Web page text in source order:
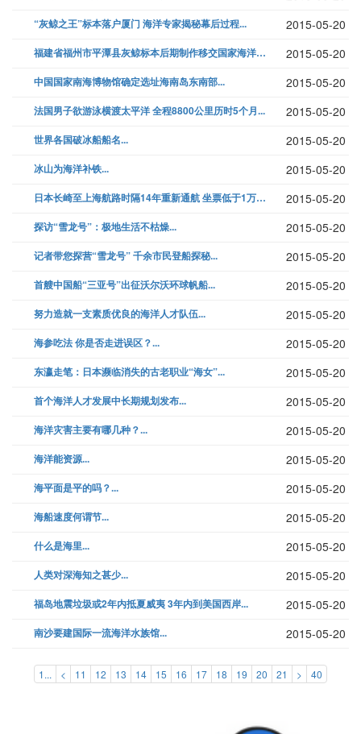
“灰鲸之王”标本落户厦门 海洋专家揭秘幕后过程... 2015-05-20
福建省福州市平潭县灰鲸标本后期制作移交国家海洋三所... 2015-05-20
中国国家南海博物馆确定选址海南岛东南部... 2015-05-20
法国男子欲游泳横渡太平洋 全程8800公里历时5个月... 2015-05-20
世界各国破冰船船名... 2015-05-20
冰山为海洋补铁... 2015-05-20
日本长崎至上海航路时隔14年重新通航 坐票低于1万日元... 2015-05-20
探访“雪龙号”：极地生活不枯燥... 2015-05-20
记者带您探营“雪龙号” 千余市民登船探秘... 2015-05-20
首艘中国船“三亚号”出征沃尔沃环球帆船... 2015-05-20
努力造就一支素质优良的海洋人才队伍... 2015-05-20
海参吃法 你是否走进误区？... 2015-05-20
东瀛走笔：日本濒临消失的古老职业“海女”... 2015-05-20
首个海洋人才发展中长期规划发布... 2015-05-20
海洋灾害主要有哪几种？... 2015-05-20
海洋能资源... 2015-05-20
海平面是平的吗？... 2015-05-20
海船速度何谓节... 2015-05-20
什么是海里... 2015-05-20
人类对深海知之甚少... 2015-05-20
福岛地震垃圾或2年内抵夏威夷 3年内到美国西岸... 2015-05-20
南沙要建国际一流海洋水族馆... 2015-05-20
1... < 11 12 13 14 15 16 17 18 19 20 21 > 40